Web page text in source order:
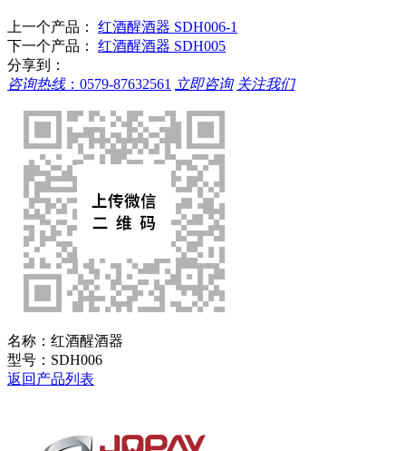
上一个产品： 红酒醒酒器 SDH006-1
下一个产品： 红酒醒酒器 SDH005
分享到：
咨询热线： 0579-87632561 立即咨询 关注我们
名称： 红酒醒酒器
型号： SDH006
返回产品列表